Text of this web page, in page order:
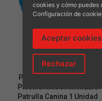
Valorad
5
Piscina Patrulla Canina.
Piscina Niños Hinchable
Patrulla Canina 1 Unidad
cookies y cómo puedes
Configuración de
Aceptar cookies
Rechazar